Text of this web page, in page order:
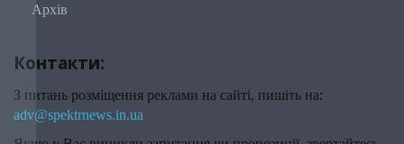
Архів
Контакти:
З питань розміщення реклами на сайті, пишіть на:
adv@spektrnews.in.ua